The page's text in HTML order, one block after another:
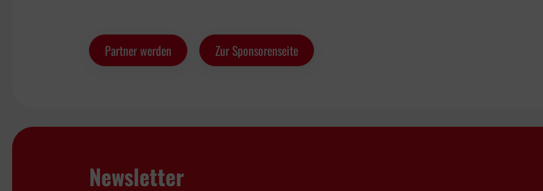
Partner werden Zur Sponsorenseite
Newsletter